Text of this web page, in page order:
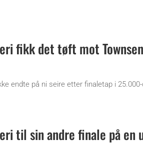
fikk det tøft mot
endte på ni seire etter finaletap i
til sin andre finale på en